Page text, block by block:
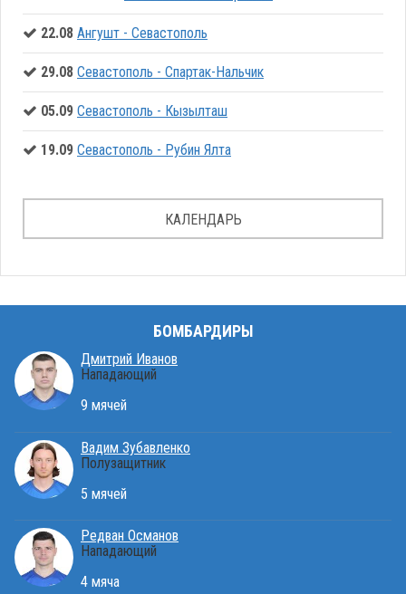
22.08 Ангушт - Севастополь
29.08 Севастополь - Спартак-Нальчик
05.09 Севастополь - Кызылташ
19.09 Севастополь - Рубин Ялта
КАЛЕНДАРЬ
БОМБАРДИРЫ
Дмитрий Иванов
Нападающий
9 мячей
Вадим Зубавленко
Полузащитник
5 мячей
Редван Османов
Нападающий
4 мяча